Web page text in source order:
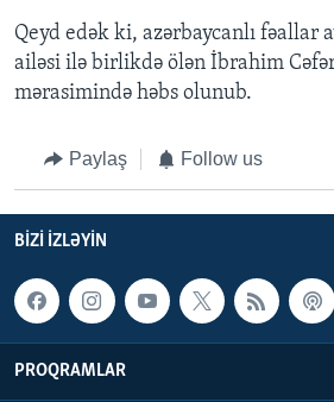
Qeyd edək ki, azərbaycanlı fəallar
ailəsi ilə birlikdə ölən İbrahim
mərasimində həbs olunub.
Paylaş Follow us
BIZI IZLƏYIN
PROQRAMLAR